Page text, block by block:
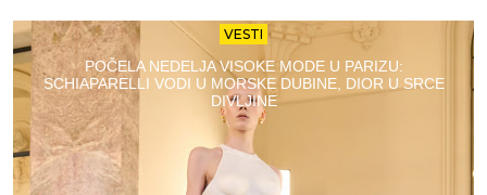
VESTI
POČELA NEDELJA VISOKE MODE U PARIZU:
SCHIAPARELLI VODI U MORSKE DUBINE, DIOR U SRCE
DIVLJINE